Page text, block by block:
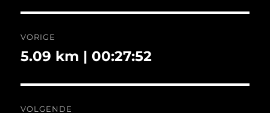
navigatie
VORIGE
Vorig
5.09 km | 00:27:52
VOLGENDE